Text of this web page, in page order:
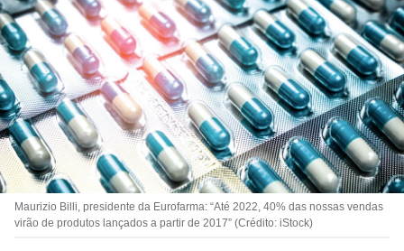
Maurizio Billi, presidente da Eurofarma: “Até 2022, 40% das nossas vendas
virão de produtos lançados a partir de 2017” (Crédito: iStock)